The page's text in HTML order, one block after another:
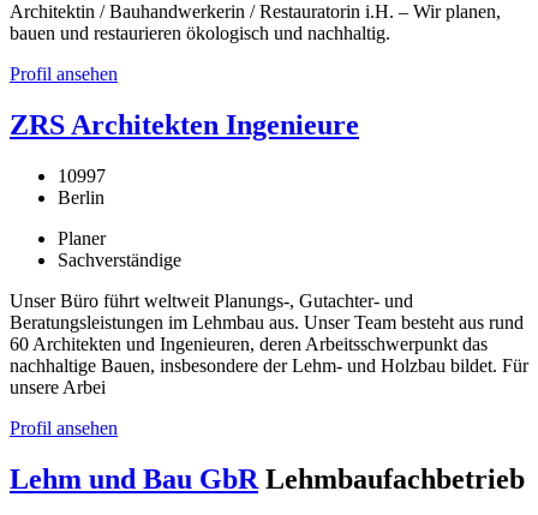
Architektin / Bauhandwerkerin / Restauratorin i.H. – Wir planen,
bauen und restaurieren ökologisch und nachhaltig.
Profil ansehen
ZRS Architekten Ingenieure
10997
Berlin
Planer
Sachverständige
Unser Büro führt weltweit Planungs-, Gutachter- und
Beratungsleistungen im Lehmbau aus. Unser Team besteht aus rund
60 Architekten und Ingenieuren, deren Arbeitsschwerpunkt das
nachhaltige Bauen, insbesondere der Lehm- und Holzbau bildet. Für
unsere Arbei
Profil ansehen
Lehm und Bau GbR Lehmbaufachbetrieb